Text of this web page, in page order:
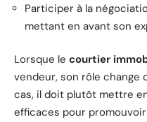
Participer à la
mettant en avant son
Lorsque le courtier
vendeur, son rôle change
cas, il doit plutôt mettre
efficaces pour